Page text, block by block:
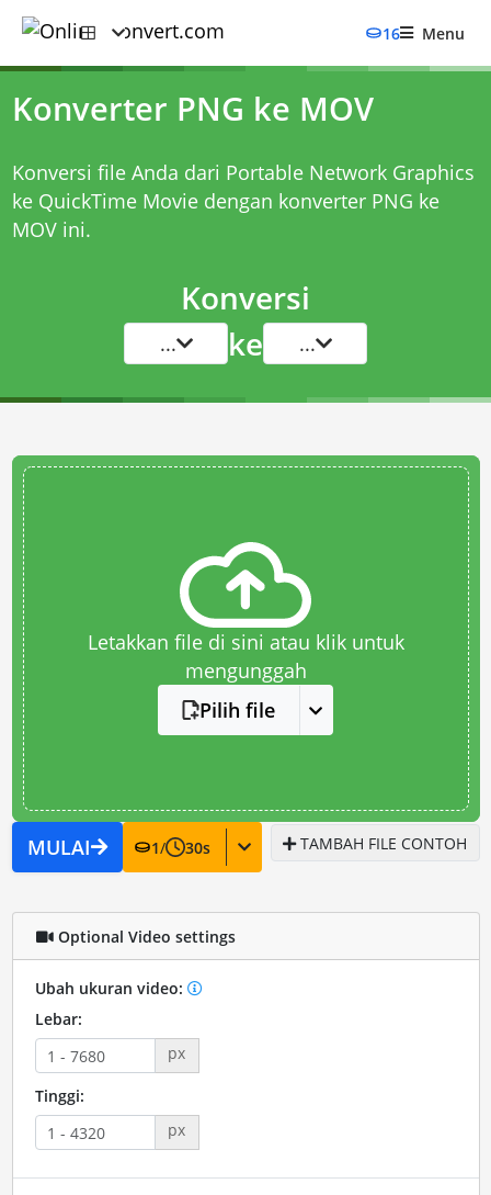
16 Menu
Konverter PNG ke MOV
Konversi file Anda dari Portable Network Graphics
ke QuickTime Movie dengan konverter PNG ke
MOVini.
Konversi
... ke ...
Letakkan file di sini atau klik untuk
mengunggah
Pilih file
MULAI 1/ 30s TAMBAH FILE CONTOH
Optional Video settings
Ubah ukuran video:
Lebar:
px
Tinggi:
px